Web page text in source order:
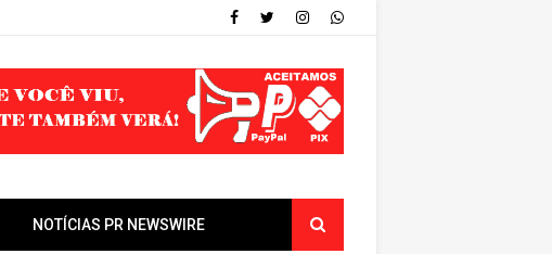
NOTÍCIAS PR NEWSWIRE